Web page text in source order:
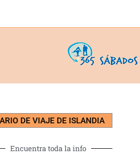
DE VIAJE DE ISLANDIA
Encuentra toda la info